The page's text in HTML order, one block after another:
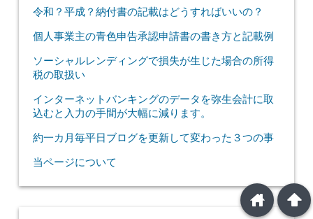
令和？平成？納付書の記載はどうすればいいの？
個人事業主の青色申告承認申請書の書き方と記載例
ソーシャルレンディングで損失が生じた場合の所得
税の取扱い
インターネットバンキングのデータを弥生会計に取
込むと入力の手間が大幅に減ります。
約一カ月毎平日ブログを更新して変わった３つの事
当ページについて
arrowup
home